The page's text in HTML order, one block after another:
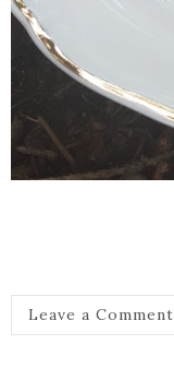
Leave a Comment